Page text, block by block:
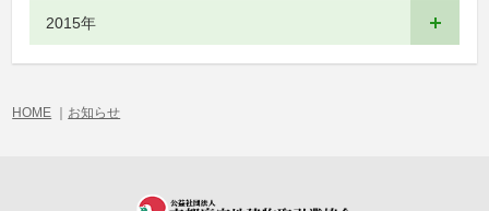
2015年
HOME ｜ お知らせ